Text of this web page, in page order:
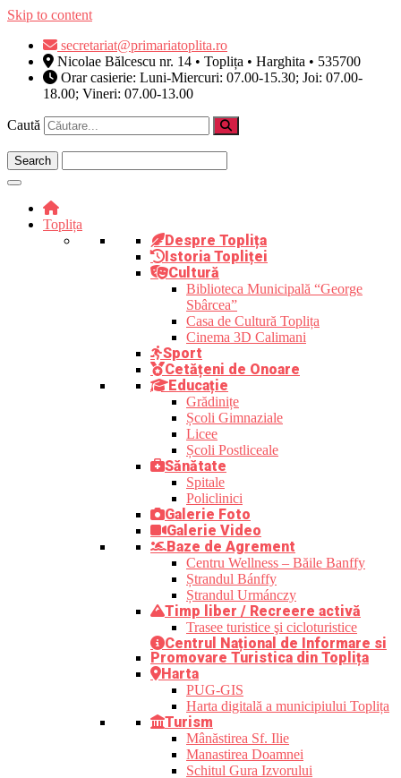
Skip to content
secretariat@primariatoplita.ro
Nicolae Bălcescu nr. 14 • Toplița • Harghita • 535700
Orar casierie: Luni-Miercuri: 07.00-15.30; Joi: 07.00-
18.00; Vineri: 07.00-13.00
Caută
Toplița
Despre Toplița
Istoria Topliței
Cultură
Biblioteca Municipală “George
Sbârcea”
Casa de Cultură Toplița
Cinema 3D Calimani
Sport
Cetățeni de Onoare
Educație
Grădinițe
Școli Gimnaziale
Licee
Școli Postliceale
Sănătate
Spitale
Policlinici
Galerie Foto
Galerie Video
Baze de Agrement
Centru Wellness – Băile Banffy
Ștrandul Bánffy
Ștrandul Urmánczy
Timp liber / Recreere activă
Trasee turistice şi cicloturistice
Centrul Național de Informare si
Promovare Turistica din Toplița
Harta
PUG-GIS
Harta digitală a municipiului Toplița
Turism
Mânăstirea Sf. Ilie
Manastirea Doamnei
Schitul Gura Izvorului